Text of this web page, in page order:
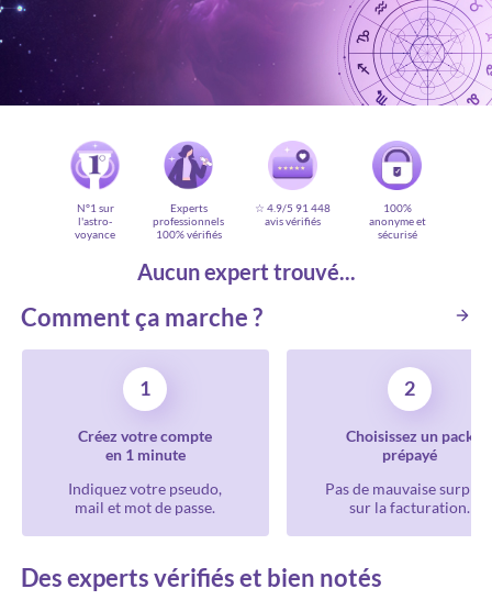
N°1 sur
l'astro-
voyance
Experts
professionnels
100% vérifiés
☆ 4.9/5 91 448
avis vérifiés
100%
anonyme et
sécurisé
Aucun expert trouvé...
Comment ça marche ?
1
Créez votre compte
en 1 minute
Indiquez votre pseudo,
mail et mot de passe.
2
Choisissez un pack
prépayé
Pas de mauvaise
sur la facturation.
Des experts vérifiés et bien notés